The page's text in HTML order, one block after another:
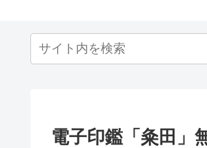
電子印鑑「粂田」